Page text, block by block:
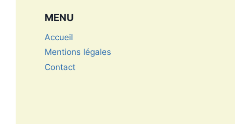
MENU
Accueil
Mentions légales
Contact